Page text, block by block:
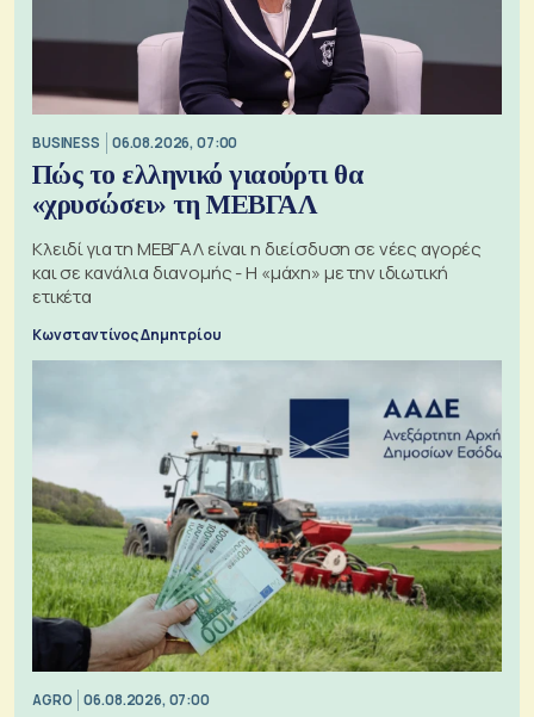
BUSINESS 06.08.2026, 07:00
Πώς το ελληνικό γιαούρτι θα
«χρυσώσει» τη ΜΕΒΓΑΛ
Κλειδί για τη ΜΕΒΓΑΛ είναι η διείσδυση σε νέες αγορές
και σε κανάλια διανομής - Η «μάχη» με την ιδιωτική
ετικέτα
Κωνσταντίνος Δημητρίου
AGRO 06.08.2026, 07:00